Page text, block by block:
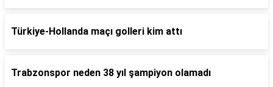
Türkiye-Hollanda maçı golleri kim attı
Trabzonspor neden 38 yıl şampiyon olamadı